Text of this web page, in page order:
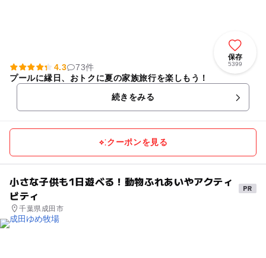
保存
5399
4.3
73件
プールに縁日、おトクに夏の家族旅行を楽しもう！
続きをみる
クーポンを見る
小さな子供も1日遊べる！動物ふれあいやアクティ
ビティ
千葉県成田市